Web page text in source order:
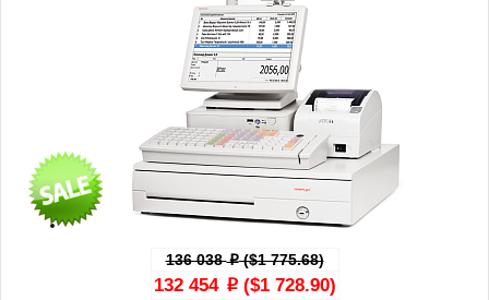
136 038p($1 775.68)
132 454 p($1 728.90)